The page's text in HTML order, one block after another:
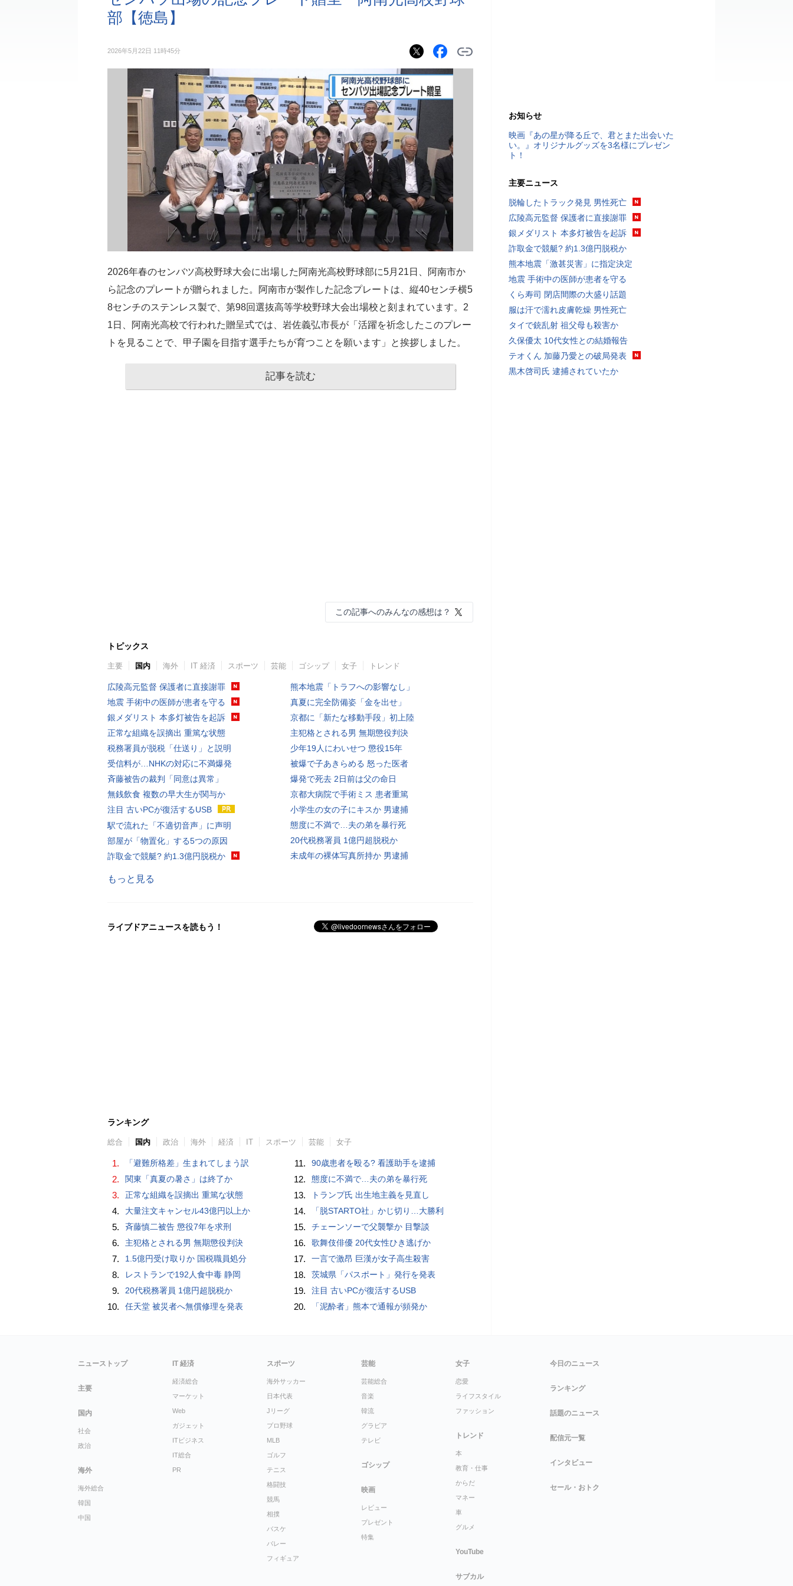
部【徳島】
2026年5月22日 11時45分
2026年春のセンバツ高校野球大会に出場した阿南光高校野球部に5月21日、阿南市か
ら記念のプレートが贈られました。阿南市が製作した記念プレートは、縦40センチ横5
8センチのステンレス製で、第98回選抜高等学校野球大会出場校と刻まれています。2
1日、阿南光高校で行われた贈呈式では、岩佐義弘市長が「活躍を祈念したこのプレー
トを見ることで、甲子園を目指す選手たちが育つことを願います」と挨拶しました。
記事を読む
この記事へのみんなの感想は？
トピックス
主要 国内 海外 IT 経済 スポーツ 芸能 ゴシップ 女子 トレンド
広陵高元監督 保護者に直接謝罪
地震 手術中の医師が患者を守る
銀メダリスト 本多灯被告を起訴
正常な組織を誤摘出 重篤な状態
税務署員が脱税「仕送り」と説明
受信料が…NHKの対応に不満爆発
斉藤被告の裁判「同意は異常」
無銭飲食 複数の早大生が関与か
注目 古いPCが復活するUSB
駅で流れた「不適切音声」に声明
部屋が「物置化」する5つの原因
詐取金で競艇? 約1.3億円脱税か
熊本地震「トラフへの影響なし」
真夏に完全防備姿「金を出せ」
京都に「新たな移動手段」初上陸
主犯格とされる男 無期懲役判決
少年19人にわいせつ 懲役15年
被爆で子あきらめる 怒った医者
爆発で死去 2日前は父の命日
京都大病院で手術ミス 患者重篤
小学生の女の子にキスか 男逮捕
態度に不満で…夫の弟を暴行死
20代税務署員 1億円超脱税か
未成年の裸体写真所持か 男逮捕
もっと見る
ライブドアニュースを読もう！
ランキング
総合 国内 政治 海外 経済 IT スポーツ 芸能 女子
1. 「避難所格差」生まれてしまう訳
2. 関東「真夏の暑さ」は終了か
3. 正常な組織を誤摘出 重篤な状態
4. 大量注文キャンセル43億円以上か
5. 斉藤慎二被告 懲役7年を求刑
6. 主犯格とされる男 無期懲役判決
7. 1.5億円受け取りか 国税職員処分
8. レストランで192人食中毒 静岡
9. 20代税務署員 1億円超脱税か
10. 任天堂 被災者へ無償修理を発表
11. 90歳患者を殴る? 看護助手を逮捕
12. 態度に不満で…夫の弟を暴行死
13. トランプ氏 出生地主義を見直し
14. 「脱STARTO社」かじ切り…大勝利
15. チェーンソーで父襲撃か 目撃談
16. 歌舞伎俳優 20代女性ひき逃げか
17. 一言で激昂 巨漢が女子高生殺害
18. 茨城県「パスポート」発行を発表
19. 注目 古いPCが復活するUSB
20. 「泥酔者」熊本で通報が頻発か
お知らせ
映画『あの星が降る丘で、君とまた出会いた
い。』オリジナルグッズを3名様にプレゼン
ト！
主要ニュース
脱輪したトラック発見 男性死亡
広陵高元監督 保護者に直接謝罪
銀メダリスト 本多灯被告を起訴
詐取金で競艇? 約1.3億円脱税か
熊本地震「激甚災害」に指定決定
地震 手術中の医師が患者を守る
くら寿司 閉店間際の大盛り話題
服は汗で濡れ皮膚乾燥 男性死亡
タイで銃乱射 祖父母も殺害か
久保優太 10代女性との結婚報告
テオくん 加藤乃愛との破局発表
黒木啓司氏 逮捕されていたか
ニューストップ
主要
国内
社会
政治
海外
海外総合
韓国
中国
IT 経済
経済総合
マーケット
Web
ガジェット
ITビジネス
IT総合
PR
スポーツ
海外サッカー
日本代表
Jリーグ
プロ野球
MLB
ゴルフ
テニス
格闘技
競馬
相撲
バスケ
バレー
フィギュア
芸能
芸能総合
音楽
韓流
グラビア
テレビ
ゴシップ
映画
レビュー
プレゼント
特集
女子
恋愛
ライフスタイル
ファッション
トレンド
本
教育・仕事
からだ
マネー
車
グルメ
YouTube
サブカル
今日のニュース
ランキング
話題のニュース
配信元一覧
インタビュー
セール・おトク